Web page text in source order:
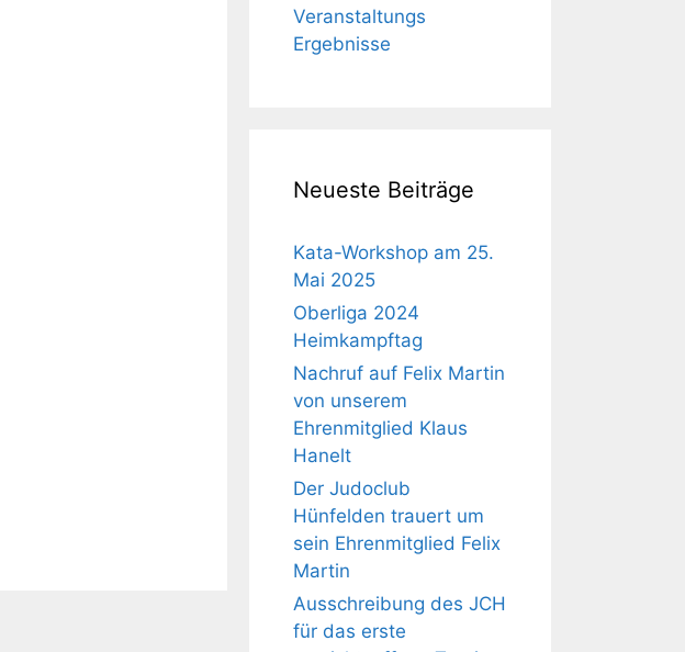
Veranstaltungs
Ergebnisse
Neueste Beiträge
Kata-Workshop am 25.
Mai 2025
Oberliga 2024
Heimkampftag
Nachruf auf Felix Martin
von unserem
Ehrenmitglied Klaus
Hanelt
Der Judoclub
Hünfelden trauert um
sein Ehrenmitglied Felix
Martin
Ausschreibung des JCH
für das erste